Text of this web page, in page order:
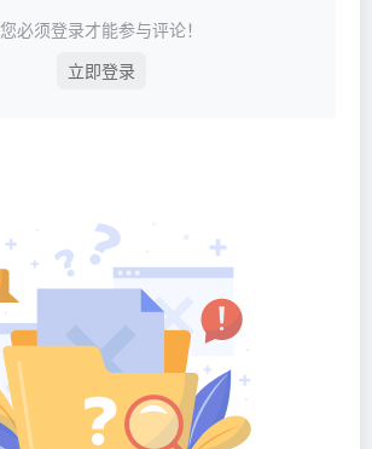
您必须登录才能参与评论！
立即登录